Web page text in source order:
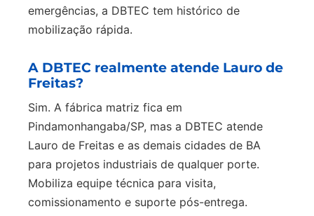
emergências, a DBTEC tem histórico de
mobilização rápida.
A DBTEC realmente atende Lauro de
Freitas?
Sim. A fábrica matriz fica em
Pindamonhangaba/SP, mas a DBTEC atende
Lauro de Freitas e as demais cidades de BA
para projetos industriais de qualquer porte.
Mobiliza equipe técnica para visita,
comissionamento e suporte pós-entrega.